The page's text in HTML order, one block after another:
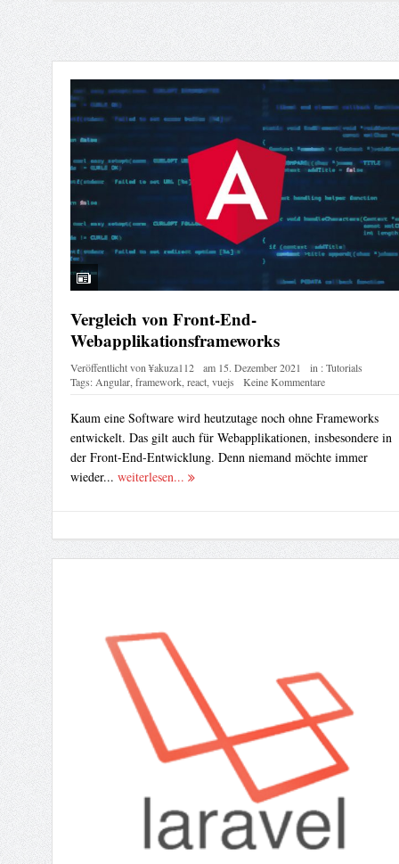
Vergleich von Front-End-
Webapplikationsframeworks
Veröffentlicht von¥akuza112 am 15. Dezember 2021 in :Tutorials
Tags: Angular, framework, react, vuejs Keine Kommentare
Kaum eine Software wird heutzutage noch ohne Frameworks
entwickelt. Das gilt auch für Webapplikationen, insbesondere in
der Front-End-Entwicklung. Denn niemand möchte immer
wieder... weiterlesen...